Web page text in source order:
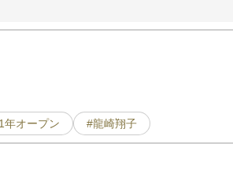
年オープン #龍崎翔子